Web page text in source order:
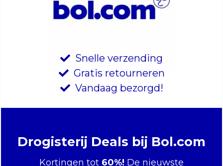
Snelle verzending
Gratis retourneren
Vandaag bezorgd!
Drogisterij Deals bij Bol.com
Kortingen tot 60%! De nieuwste